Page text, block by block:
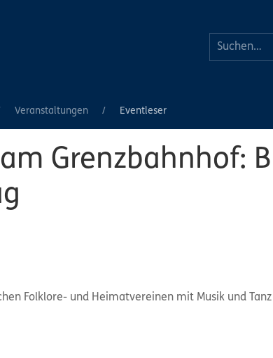
Veranstaltungen Eventleser
Grenzbahnhof:
Folklore- und Heimatvereinen mit Musik und Tanz